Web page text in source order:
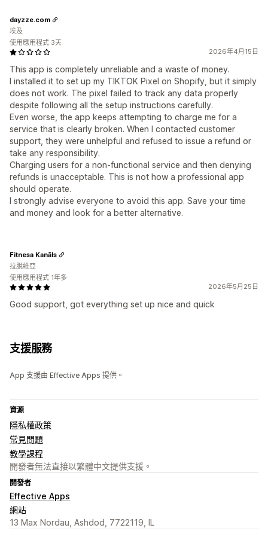
2026年4月15日
This app is completely unreliable and a waste of money.
I installed it to set up my TIKTOK Pixel on Shopify, but it simply
does not work. The pixel failed to track any data properly
despite following all the setup instructions carefully.
Even worse, the app keeps attempting to charge me for a
service that is clearly broken. When I contacted customer
support, they were unhelpful and refused to issue a refund or
take any responsibility.
Charging users for a non-functional service and then denying
refunds is unacceptable. This is not how a professional app
should operate.
I strongly advise everyone to avoid this app. Save your time
and money and look for a better alternative.
dayzze.com
埃及
使用應用程式 3天
2026年5月25日
Good support, got everything set up nice and quick
Fitnesa Kanāls
拉脫維亞
使用應用程式 1年多
支援服務
App 支援由 Effective Apps 提供。
資源
隱私權政策
常見問題
教學課程
開發者無法直接以繁體中文提供支援。
開發者
Effective Apps
網站
13 Max Nordau, Ashdod, 7722119, IL